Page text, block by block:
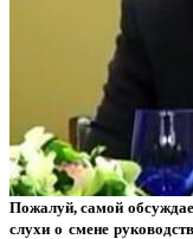
Пожалуй, самой
слухи о смене